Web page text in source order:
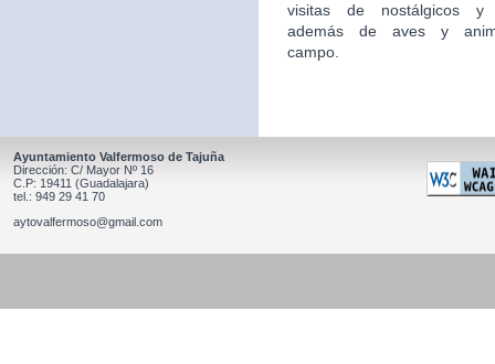
visitas de nostálgicos y
además de aves y
campo.
Ayuntamiento Valfermoso de Tajuña
Dirección: C/ Mayor Nº 16
C.P: 19411 (Guadalajara)
tel.: 949 29 41 70
aytovalfermoso@gmail.com